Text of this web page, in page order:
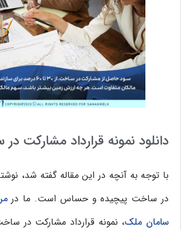
دانلود نمونه قرارداد مشارکت
با توجه به آنچه در این مقاله گفته شد،
در ساخت پیچیده و حساس است. ما در
سامان ملک، نمونه قرارداد مشارکت در